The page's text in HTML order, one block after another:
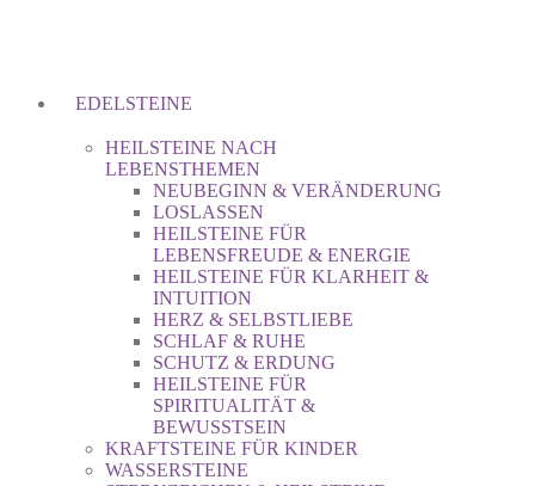
EDELSTEINE
HEILSTEINE NACH
LEBENSTHEMEN
NEUBEGINN & VERÄNDERUNG
LOSLASSEN
HEILSTEINE FÜR
LEBENSFREUDE & ENERGIE
HEILSTEINE FÜR KLARHEIT &
INTUITION
HERZ & SELBSTLIEBE
SCHLAF & RUHE
SCHUTZ & ERDUNG
HEILSTEINE FÜR
SPIRITUALITÄT &
BEWUSSTSEIN
KRAFTSTEINE FÜR KINDER
WASSERSTEINE